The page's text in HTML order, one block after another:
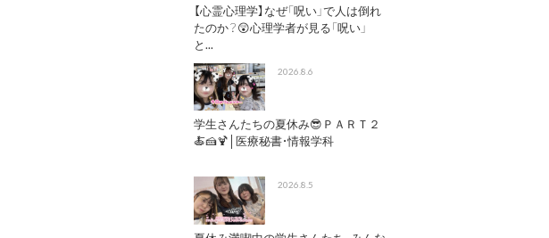
【心霊心理学】なぜ「呪い」で人は倒れ
たのか？😲心理学者が見る「呪い」
と...
2026.8.6
学生さんたちの夏休み😎ＰＡＲＴ２
🍝🍰🍹│医療秘書・情報学科
2026.8.5